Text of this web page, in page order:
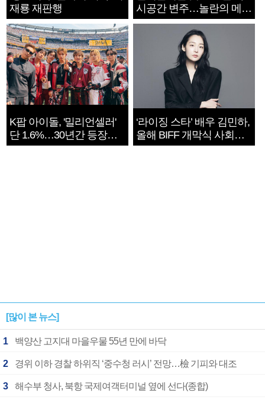
재룡 재판행
시공간 변주…놀란의 메시
지는 ‘전쟁 속죄’
K팝 아이돌, '밀리언셀러'
단 1.6%…30년간 등장
1182개팀 전수조사
‘라이징 스타’ 배우 김민하,
올해 BIFF 개막식 사회자
확정
[많이 본 뉴스]
1 백양산 고지대 마을우물 55년 만에 바닥
2 경위 이하 경찰 하위직 ‘중수청 러시’ 전망…檢 기피와 대조
3 해수부 청사, 북항 국제여객터미널 옆에 선다(종합)